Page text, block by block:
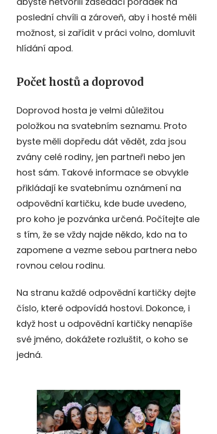
poslední chvíli a zároveň, aby i hosté měli
možnost, si zařídit v práci volno, domluvit
hlídání apod.
Počet hostů a doprovod
Doprovod hosta je velmi důležitou
položkou na svatebním seznamu. Proto
byste měli dopředu dát vědět, zda jsou
zvány celé rodiny, jen partneři nebo jen
host sám. Takové informace se obvykle
přikládají ke svatebnímu oznámení na
odpovědní kartičku, kde bude uvedeno,
pro koho je pozvánka určená. Počítejte ale
s tím, že se vždy najde někdo, kdo na to
zapomene a vezme sebou partnera nebo
rovnou celou rodinu.
Na stranu každé odpovědní kartičky dejte
číslo, které odpovídá hostovi. Dokonce, i
když host u odpovědní kartičky nenapíše
své jméno, dokážete rozluštit, o koho se
jedná.